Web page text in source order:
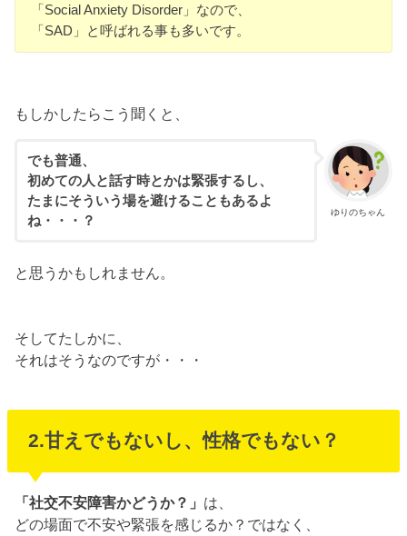
「Social Anxiety Disorder」なので、
「SAD」と呼ばれる事も多いです。
もしかしたらこう聞くと、
ゆりのちゃん
でも普通、
初めての人と話す時とかは緊張するし、
たまにそういう場を避けることもあるよ
ね・・・？
と思うかもしれません。
そしてたしかに、
それはそうなのですが・・・
2.甘えでもないし、性格でもない？
「社交不安障害かどうか？」 は、
どの場面で不安や緊張を感じるか？ではなく、